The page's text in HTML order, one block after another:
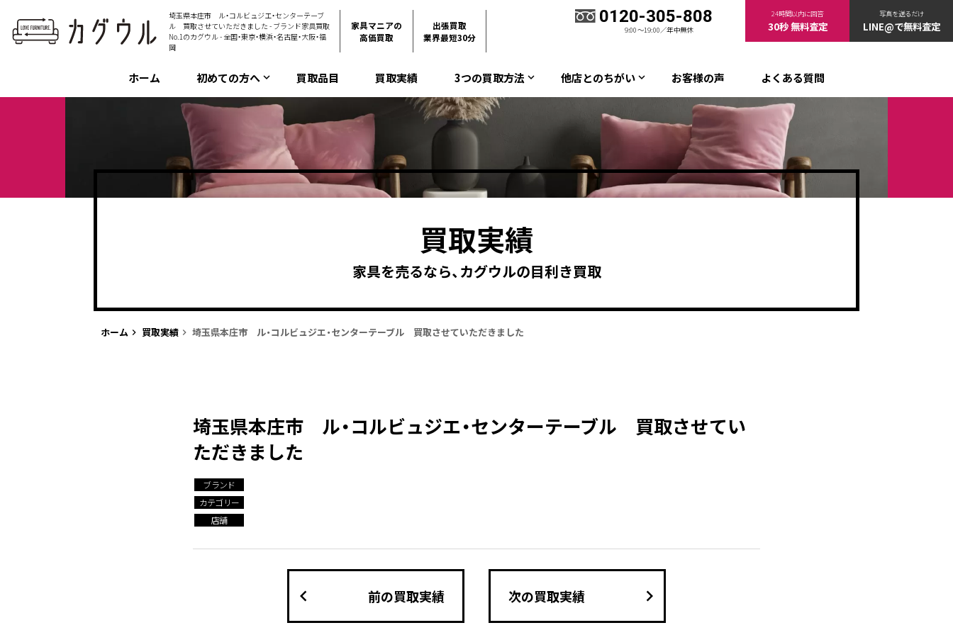
埼玉県本庄市 ル・コルビュジエ・センターテーブ
ル 買取させていただきました - ブランド家具買取
No.1のカグウル - 全国・東京・横浜・名古屋・大阪・福
岡
家具マニアの
高価買取
出張買取
業界最短30分
0120-305-808
9:00〜19:00／年中無休
24時間以内に回答
30秒 無料査定
写真を送るだけ
LINE@で無料査定
ホーム 初めての方へ keyboard_arrow_down 買取品目 買取実績 3つの買取方法 keyboard_arrow_down 他店とのちがいkeyboard_arrow_down お客様の声 よくある質問
買取実績
家具を売るなら、カグウルの目利き買取
ホーム keyboard_arrow_right 買取実績 keyboard_arrow_right 埼玉県本庄市 ル・コルビュジエ・センターテーブル 買取させていただきました
埼玉県本庄市 ル・コルビュジエ・センターテーブル 買取させてい
ただきました
ブランド
カテゴリー
店舗
前の買取実績
keyboard_arrow_left 次の買取実績 keyboard_arrow_right